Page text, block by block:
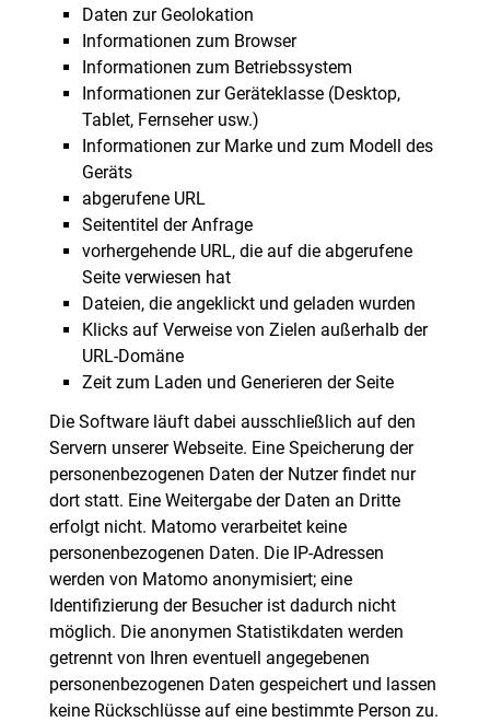
Daten zur Geolokation
Informationen zum Browser
Informationen zum Betriebssystem
Informationen zur Geräteklasse (Desktop,
Tablet, Fernseher usw.)
Informationen zur Marke und zum Modell des
Geräts
abgerufene URL
Seitentitel der Anfrage
vorhergehende URL, die auf die abgerufene
Seite verwiesen hat
Dateien, die angeklickt und geladen wurden
Klicks auf Verweise von Zielen außerhalb der
URL-Domäne
Zeit zum Laden und Generieren der Seite
Die Software läuft dabei ausschließlich auf den
Servern unserer Webseite. Eine Speicherung der
personenbezogenen Daten der Nutzer findet nur
dort statt. Eine Weitergabe der Daten an Dritte
erfolgt nicht. Matomo verarbeitet keine
personenbezogenen Daten. Die IP-Adressen
werden von Matomo anonymisiert; eine
Identifizierung der Besucher ist dadurch nicht
möglich. Die anonymen Statistikdaten werden
getrennt von Ihren eventuell angegebenen
personenbezogenen Daten gespeichert und lassen
keine Rückschlüsse auf eine bestimmte Person zu.